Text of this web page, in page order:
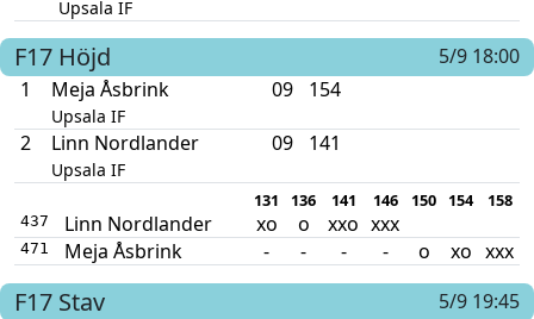
Upsala IF
F17 Höjd
5/9 18:00
1
Meja Åsbrink
Upsala IF
09 154
2 Linn Nordlander
Upsala IF
09 141
131 136 141 146 150 154 158
437 Linn Nordlander xo o xxo xxx
471 Meja Åsbrink - - - - o xo xxx
F17 Stav
5/9 19:45